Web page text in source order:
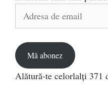
Adresa
Mă abonez
Alătură-te celorlalți 371